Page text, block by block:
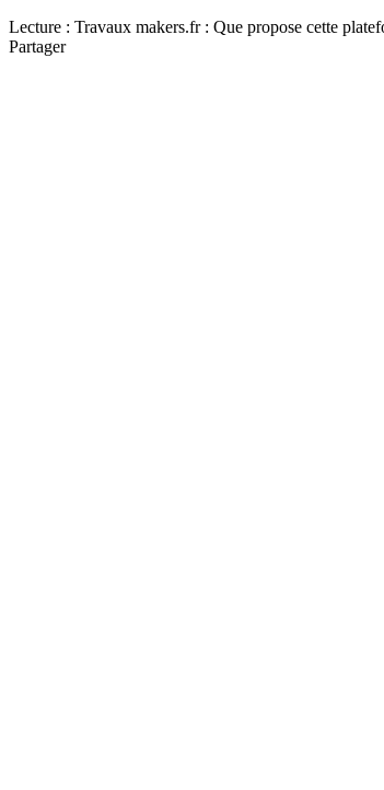
Lecture : Travaux makers.fr : Que propose cette
Partager